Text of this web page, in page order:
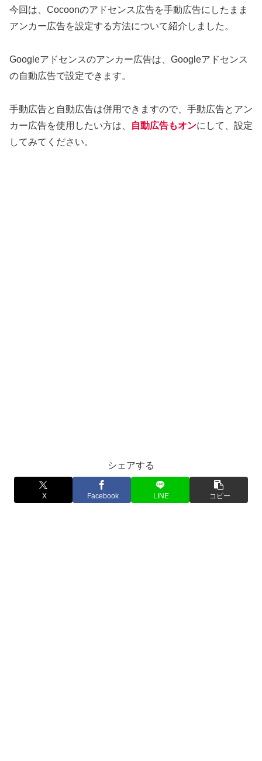
今回は、Cocoonのアドセンス広告を手動広告にしたまま
アンカー広告を設定する方法について紹介しました。
Googleアドセンスのアンカー広告は、Googleアドセンス
の自動広告で設定できます。
手動広告と自動広告は併用できますので、手動広告とアン
カー広告を使用したい方は、
自動広告もオンにして、設定
してみてください。
シェアする
X Facebook LINE コピー